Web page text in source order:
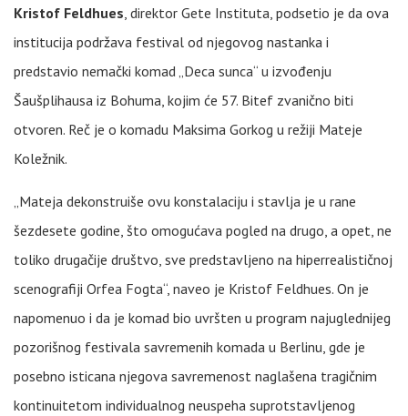
Kristof Feldhues, direktor Gete Instituta, podsetio je da ova
institucija podržava festival od njegovog nastanka i
predstavio nemački komad „Deca sunca“ u izvođenju
Šaušplihausa iz Bohuma, kojim će 57. Bitef zvanično biti
otvoren. Reč je o komadu Maksima Gorkog u režiji Mateje
Koležnik.
„Mateja dekonstruiše ovu konstalaciju i stavlja je u rane
šezdesete godine, što omogućava pogled na drugo, a opet, ne
toliko drugačije društvo, sve predstavljeno na hiperrealističnoj
scenografiji Orfea Fogta“, naveo je Kristof Feldhues. On je
napomenuo i da je komad bio uvršten u program najuglednijeg
pozorišnog festivala savremenih komada u Berlinu, gde je
posebno isticana njegova savremenost naglašena tragičnim
kontinuitetom individualnog neuspeha suprotstavljenog